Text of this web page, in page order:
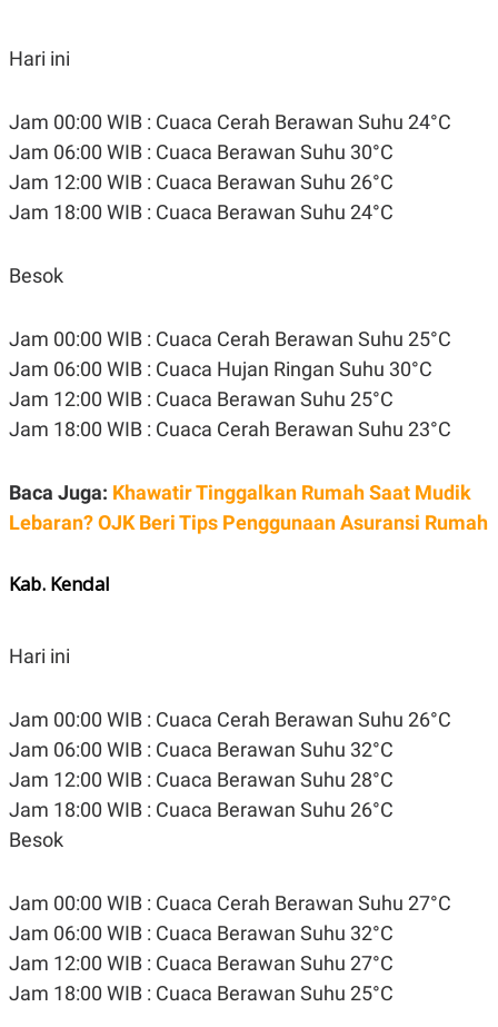
Hari ini
Jam 00:00 WIB : Cuaca Cerah Berawan Suhu 24°C
Jam 06:00 WIB : Cuaca Berawan Suhu 30°C
Jam 12:00 WIB : Cuaca Berawan Suhu 26°C
Jam 18:00 WIB : Cuaca Berawan Suhu 24°C
Besok
Jam 00:00 WIB : Cuaca Cerah Berawan Suhu 25°C
Jam 06:00 WIB : Cuaca Hujan Ringan Suhu 30°C
Jam 12:00 WIB : Cuaca Berawan Suhu 25°C
Jam 18:00 WIB : Cuaca Cerah Berawan Suhu 23°C
Baca Juga: Khawatir Tinggalkan Rumah Saat Mudik
Lebaran? OJK Beri Tips Penggunaan Asuransi Rumah
Kab. Kendal
Hari ini
Jam 00:00 WIB : Cuaca Cerah Berawan Suhu 26°C
Jam 06:00 WIB : Cuaca Berawan Suhu 32°C
Jam 12:00 WIB : Cuaca Berawan Suhu 28°C
Jam 18:00 WIB : Cuaca Berawan Suhu 26°C
Besok
Jam 00:00 WIB : Cuaca Cerah Berawan Suhu 27°C
Jam 06:00 WIB : Cuaca Berawan Suhu 32°C
Jam 12:00 WIB : Cuaca Berawan Suhu 27°C
Jam 18:00 WIB : Cuaca Berawan Suhu 25°C